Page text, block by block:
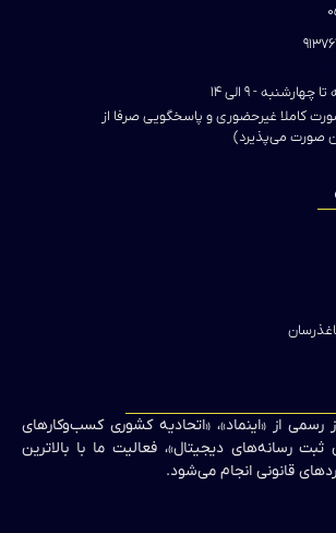
- ۹ الی ۱۴
کاملا غیرحضوری و پاسخگویی صرفا از
صورت می‌پذیرد)
از «اینماد»، «اتحادیه کشوری کسب‌وکارهای
رسانه‌های دیجیتال»، فعالیت ما با بالاترین
قانونی انجام می‌شود.